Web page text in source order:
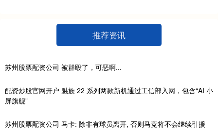
推荐资讯
苏州股票配资公司 被群殴了，可恶啊...
配资炒股官网开户 魅族 22 系列两款新机通过工信部入网，包含“AI 小
屏旗舰”
苏州股票配资公司 马卡: 除非有球员离开, 否则马竞将不会继续引援